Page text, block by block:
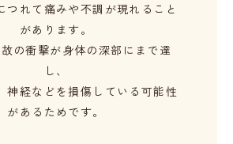
つれて痛みや不調が現れること
があります。
の衝撃が身体の深部にまで達
し、
神経などを損傷している可能性
が あるためです。